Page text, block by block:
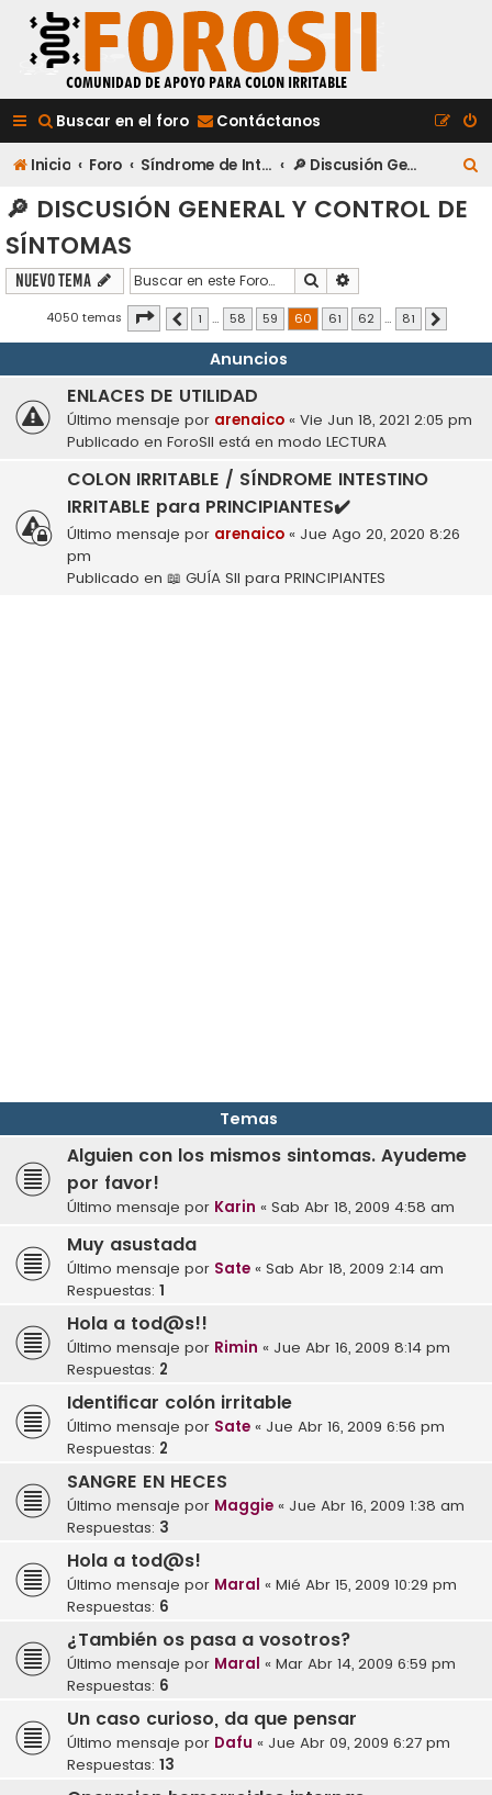
Buscar en el foro Contáctanos
Inicio Foro Síndrome de Intestino Irritable 🔎 Discusión General y Control de Síntomas
🔎 DISCUSIÓN GENERAL Y CONTROL DE
SÍNTOMAS
Nuevo Tema Buscar
4050 temas Página de81
Anterior
1 … 58 59 60 61 62 … 81
Anuncios
ENLACES DE UTILIDAD
Último mensaje por arenaico « Vie Jun 18, 2021 2:05 pm
Publicado en ForoSII está en modo LECTURA
COLON IRRITABLE / SÍNDROME INTESTINO
IRRITABLE para PRINCIPIANTES✔️
Último mensaje por arenaico « Jue Ago 20, 2020 8:26
pm
Publicado en 📖 GUÍA SII para PRINCIPIANTES
Temas
Alguien con los mismos sintomas. Ayudeme
por favor!
Último mensaje por Karin « Sab Abr 18, 2009 4:58 am
Muy asustada
Último mensaje por Sate « Sab Abr 18, 2009 2:14 am
Respuestas: 1
Hola a tod@s!!
Último mensaje por Rimin « Jue Abr 16, 2009 8:14 pm
Respuestas: 2
Identificar colón irritable
Último mensaje por Sate « Jue Abr 16, 2009 6:56 pm
Respuestas: 2
SANGRE EN HECES
Último mensaje por Maggie « Jue Abr 16, 2009 1:38 am
Respuestas: 3
Hola a tod@s!
Último mensaje por Maral « Mié Abr 15, 2009 10:29 pm
Respuestas: 6
¿También os pasa a vosotros?
Último mensaje por Maral « Mar Abr 14, 2009 6:59 pm
Respuestas: 6
Un caso curioso, da que pensar
Último mensaje por Dafu « Jue Abr 09, 2009 6:27 pm
Respuestas: 13